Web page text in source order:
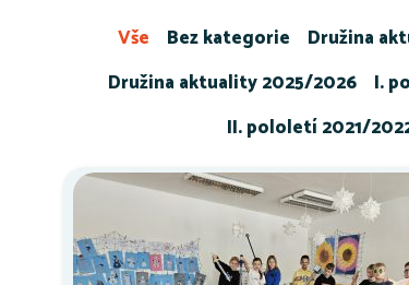
Bez kategorie Družina
Družina aktuality 2025/2026
I.
II. pololetí 2021/
Vše